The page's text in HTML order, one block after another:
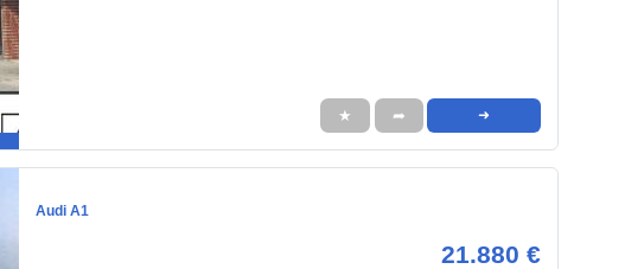
★ ➦ ➜
Audi A1
21.880 €